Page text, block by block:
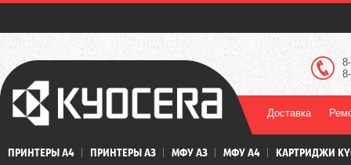
Доставка
ПРИНТЕРЫ А4 ПРИНТЕРЫ А3 МФУ А3 МФУ А4 КАРТРИДЖИ